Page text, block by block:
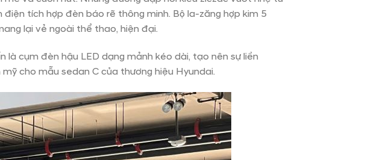
tích hợp đèn báo rẽ thông minh. Bộ la-zăng hợp kim 5
lại vẻ ngoài thể thao, hiện đại.
cụm đèn hậu LED dạng mảnh kéo dài, tạo nên sự liền
cho mẫu sedan C của thương hiệu Hyundai.